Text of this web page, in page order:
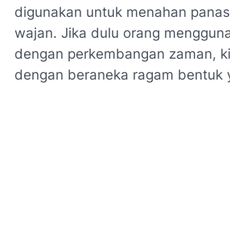
digunakan untuk menahan
wajan. Jika dulu orang
dengan perkembangan zaman,
dengan beraneka ragam bentuk